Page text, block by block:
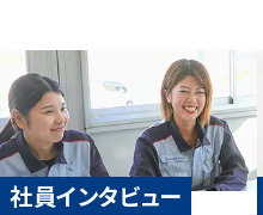
社員インタビュー